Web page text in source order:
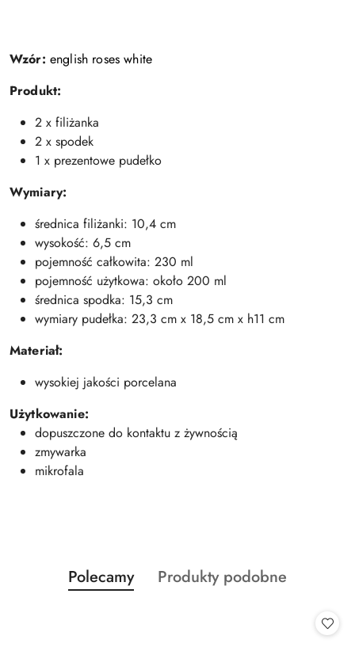
Wzór: english roses white
Produkt:
2 x filiżanka
2 x spodek
1 x prezentowe pudełko
Wymiary:
średnica filiżanki: 10,4 cm
wysokość: 6,5 cm
pojemność całkowita: 230 ml
pojemność użytkowa: około 200 ml
średnica spodka: 15,3 cm
wymiary pudełka: 23,3 cm x 18,5 cm x h11 cm
Materiał:
wysokiej jakości porcelana
Użytkowanie:
dopuszczone do kontaktu z żywnością
zmywarka
mikrofala
Pomiń karuzelę produktów
Produkty
o
Polecamy
Produkty
Produkty podobne